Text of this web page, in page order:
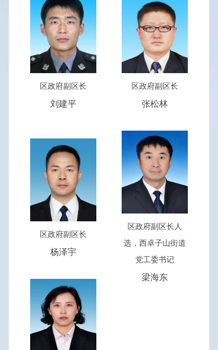
重点领域信息公开
公共企事业单位信息
财政补贴（奖励）资金
区政府副区长
刘建平
区政府副区长
张松林
区政府副区长
杨泽宇
区政府副区长人
选，西卓子山街道
党工委书记
梁海东